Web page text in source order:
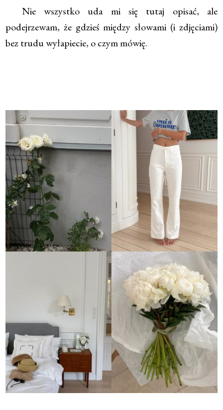
Nie wszystko uda mi się tutaj opisać, ale
podejrzewam, że gdzieś między słowami (i zdjęciami)
bez trudu wyłapiecie, o czym mówię.